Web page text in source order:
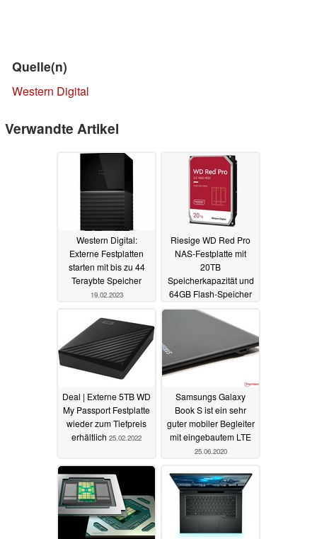
Quelle(n)
Western Digital
Verwandte Artikel
Western Digital:
Externe Festplatten
starten mit bis zu 44
Teraybte Speicher
19.02.2023
Riesige WD Red Pro
NAS-Festplatte mit
20TB
Speicherkapazität und
64GB Flash-Speicher
veröffentlicht
Deal | Externe 5TB WD
My Passport Festplatte
wieder zum Tiefpreis
erhältlich 25.02.2022
Samsungs Galaxy
Book S ist ein sehr
guter mobiler Begleiter
mit eingebautem LTE
25.06.2020